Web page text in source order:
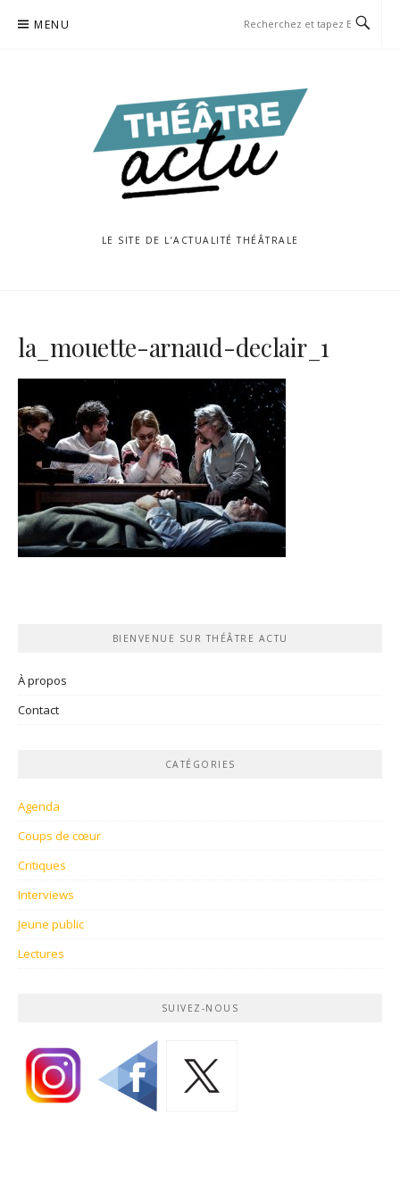
MENU
LE SITE DE L’ACTUALITÉ THÉÂTRALE
la_mouette-arnaud-declair_1
BIENVENUE SUR THÉÂTRE ACTU
À propos
Contact
CATÉGORIES
Agenda
Coups de cœur
Critiques
Interviews
Jeune public
Lectures
SUIVEZ-NOUS